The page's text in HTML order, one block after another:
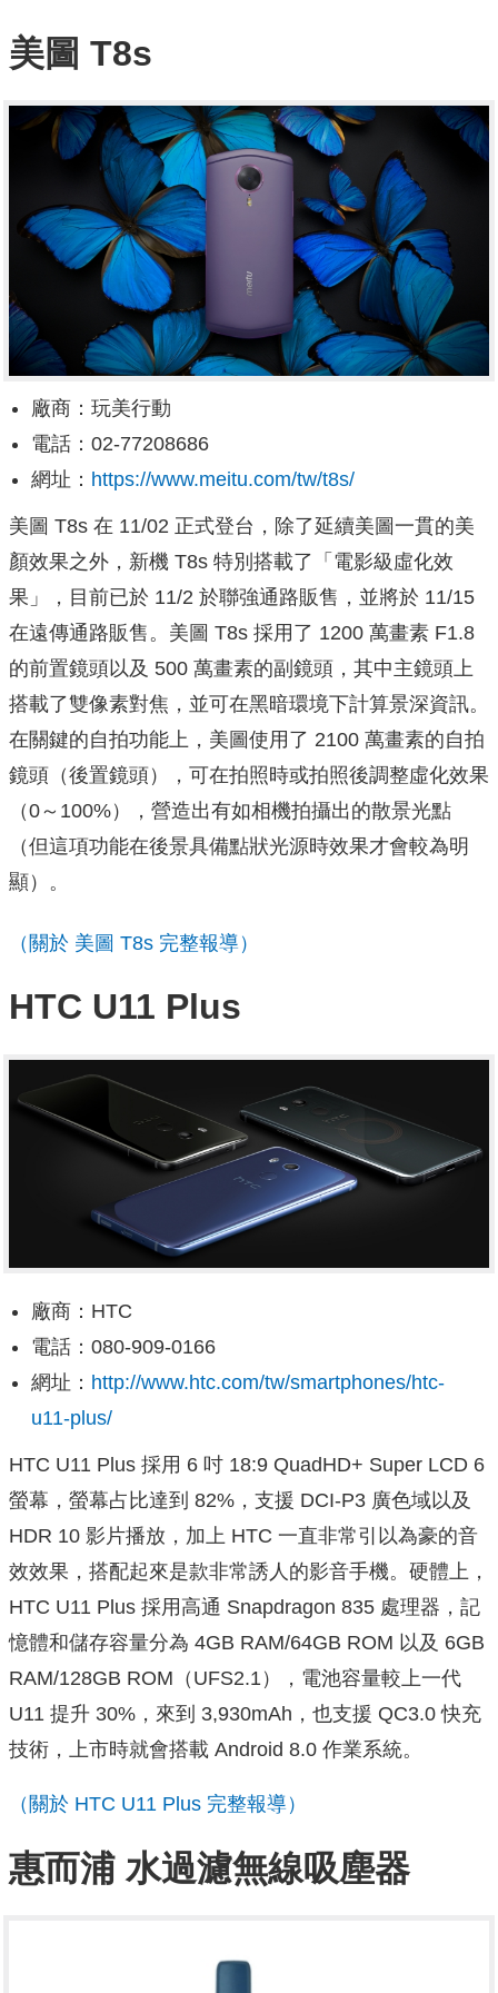
美圖 T8s
廠商：玩美行動
電話：02-77208686
網址： https://www.meitu.com/tw/t8s/
美圖 T8s 在 11/02 正式登台，除了延續美圖一貫的美
顏效果之外，新機 T8s 特別搭載了「電影級虛化效
果」，目前已於 11/2 於聯強通路販售，並將於 11/15
在遠傳通路販售。美圖 T8s 採用了 1200 萬畫素 F1.8
的前置鏡頭以及 500 萬畫素的副鏡頭，其中主鏡頭上
搭載了雙像素對焦，並可在黑暗環境下計算景深資訊。
在關鍵的自拍功能上，美圖使用了 2100 萬畫素的自拍
鏡頭（後置鏡頭），可在拍照時或拍照後調整虛化效果
（0～100%），營造出有如相機拍攝出的散景光點
（但這項功能在後景具備點狀光源時效果才會較為明
顯）。
（關於 美圖 T8s 完整報導）
HTC U11 Plus
廠商：HTC
電話：080-909-0166
網址： http://www.htc.com/tw/smartphones/htc-
u11-plus/
HTC U11 Plus 採用 6 吋 18:9 QuadHD+ Super LCD 6
螢幕，螢幕占比達到 82%，支援 DCI-P3 廣色域以及
HDR 10 影片播放，加上 HTC 一直非常引以為豪的音
效效果，搭配起來是款非常誘人的影音手機。硬體上，
HTC U11 Plus 採用高通 Snapdragon 835 處理器，記
憶體和儲存容量分為 4GB RAM/64GB ROM 以及 6GB
RAM/128GB ROM（UFS2.1），電池容量較上一代
U11 提升 30%，來到 3,930mAh，也支援 QC3.0 快充
技術，上市時就會搭載 Android 8.0 作業系統。
（關於 HTC U11 Plus 完整報導）
惠而浦 水過濾無線吸塵器